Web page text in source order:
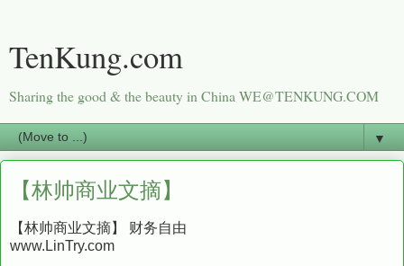
TenKung.com
Sharing the good & the beauty in China WE@TENKUNG.COM
▼
【林帅商业文摘】
【林帅商业文摘】 财务自由
www.LinTry.com